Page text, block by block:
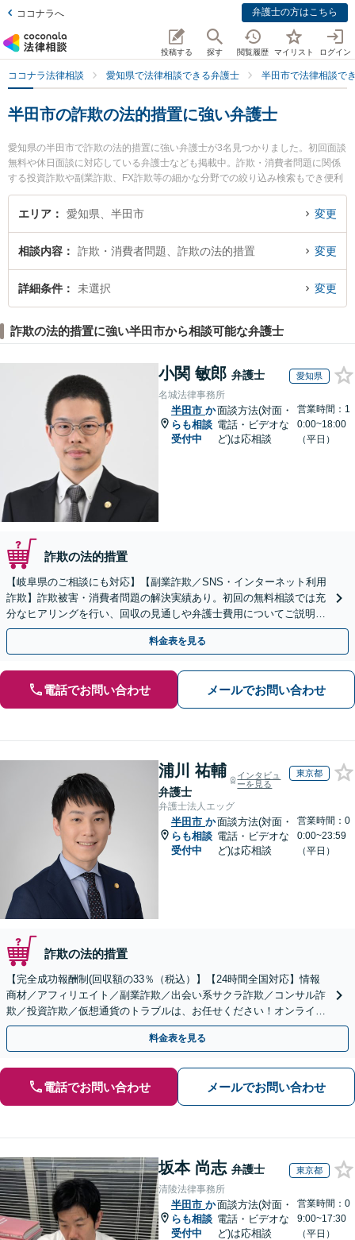
ココナラへ 弁護士の方はこちら
投稿する 探す 閲覧履歴 マイリスト ログイン
ココナラ法律相談 愛知県で法律相談できる弁護士 半田市で法律相談で
半田市の詐欺の法的措置に強い弁護士
愛知県の半田市で詐欺の法的措置に強い弁護士が3名見つかりました。初回面談
無料や休日面談に対応している弁護士なども掲載中。詐欺・消費者問題に関係
する投資詐欺や副業詐欺、FX詐欺等の細かな分野での絞り込み検索もでき便利
です。特に半田知多総合法律事務所の平野 秀繁弁護士や榊原顕太郎法律事務所
の榊原 顕太郎弁護士、青木透法律事務所の青木 透弁護士のプロフィール情報や
のトラブル解決の実績豊富な近くの弁護士を検索したい』『初回相談無料で詐
欺の法的措置を法律相談できる半田市内の弁護士に相談予約したい』などでお
困りの相談者さんにおすすめです。
エリア 愛知県、半田市 変更
相談内容 詐欺・消費者問題、詐欺の法的措置 変更
詳細条件 未選択 変更
詐欺の法的措置に強い半田市から相談可能な弁護士
小関 敏郎 弁護士 愛知県
名城法律事務所
半田市 か
らも相談
受付中
面談方法(対面・
電話・ビデオな
ど)は応相談
営業時間：1
0:00~18:00
（平日）
詐欺の法的措置
【岐阜県のご相談にも対応】【副業詐欺／SNS・インターネット利用
詐欺】詐欺被害・消費者問題の解決実績あり。初回の無料相談では充
分なヒアリングを行い、回収の見通しや弁護士費用についてご説明し
ます。一人で悩まずにご相談を【初回相談無料】
料金表を見る
電話でお問い合わせ メールでお問い合わせ
浦川 祐輔
弁護士
インタビュ
ーを見る
東京都
弁護士法人エッグ
半田市 か
らも相談
受付中
面談方法(対面・
電話・ビデオな
ど)は応相談
営業時間：0
0:00~23:59
（平日）
詐欺の法的措置
【完全成功報酬制(回収額の33％（税込）】【24時間全国対応】情報
商材／アフィリエイト／副業詐欺／出会い系サクラ詐欺／コンサル詐
欺／投資詐欺／仮想通貨のトラブルは、お任せください！オンライン
のみで解決も可能！
料金表を見る
電話でお問い合わせ メールでお問い合わせ
坂本 尚志 弁護士 東京都
清陵法律事務所
半田市 か
らも相談
受付中
面談方法(対面・
電話・ビデオな
ど)は応相談
営業時間：0
9:00~17:30
（平日）